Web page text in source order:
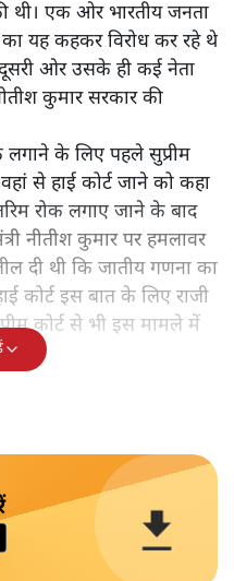
थी। एक ओर भारतीय जनता
यह कहकर विरोध कर रहे थे
ओर उसके ही कई नेता
कुमार सरकार की
लगाने के लिए पहले सुप्रीम
से हाई कोर्ट जाने को कहा
रोक लगाए जाने के बाद
नीतीश कुमार पर हमलावर
दी थी कि जातीय गणना का
कोर्ट इस बात के लिए राजी
कोर्ट से भी इस मामले में